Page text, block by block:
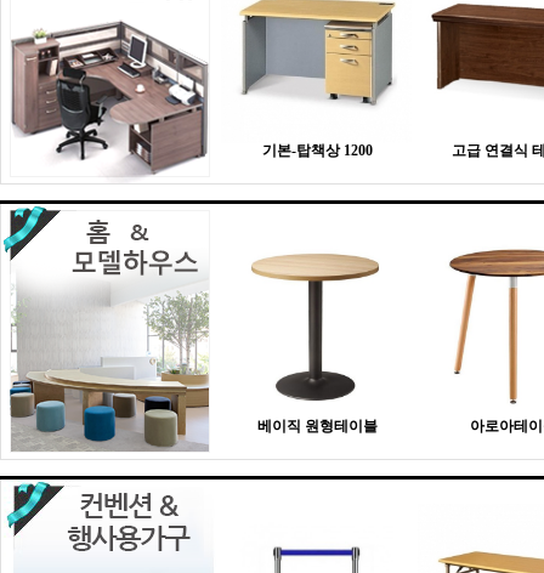
기본-탑책상 1200 고급 연결식
베이직 원형테이블 아로아테